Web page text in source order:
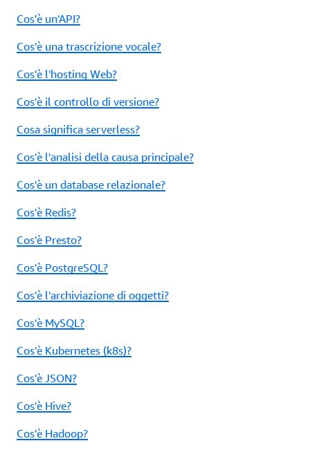
Cos'è un'API?
Cos'è una trascrizione vocale?
Cos'è l'hosting Web?
Cos'è il controllo di versione?
Cosa significa serverless?
Cos'è l'analisi della causa principale?
Cos'è un database relazionale?
Cos'è Redis?
Cos'è Presto?
Cos'è PostgreSQL?
Cos'è l'archiviazione di oggetti?
Cos'è MySQL?
Cos'è Kubernetes (k8s)?
Cos'è JSON?
Cos'è Hive?
Cos'è Hadoop?